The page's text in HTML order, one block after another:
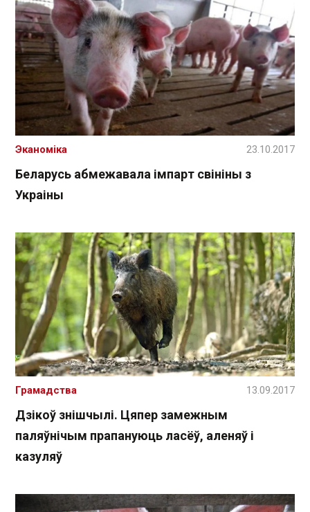
Беларусь абмежавала імпарт свініны з
Украіны
Эканоміка 23.10.2017
Дзікоў знішчылі. Цяпер замежным
паляўнічым прапануюць ласёў, аленяў і
казуляў
Грамадства 13.09.2017